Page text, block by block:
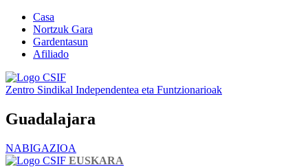
Casa
Nortzuk Gara
Gardentasun
Afiliado
Zentro Sindikal Independentea eta Funtzionarioak
Guadalajara
NABIGAZIOA
EUSKARA